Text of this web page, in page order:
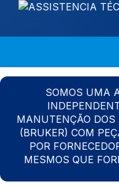
SOMOS UMA
MANUTENÇÃO
(BRUKER) COM
POR
MESMOS QUE